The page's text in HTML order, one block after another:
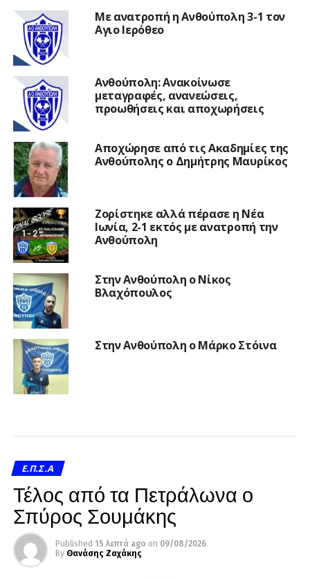
Με ανατροπή η Ανθούπολη 3-1 τον
Αγιο Ιερόθεο
Ανθούπολη: Ανακοίνωσε
μεταγραφές, ανανεώσεις,
προωθήσεις και αποχωρήσεις
Αποχώρησε από τις Ακαδημίες της
Ανθούπολης ο Δημήτρης Μαυρίκος
Ζορίστηκε αλλά πέρασε η Νέα
Ιωνία, 2-1 εκτός με ανατροπή την
Ανθούπολη
Στην Ανθούπολη ο Νίκος
Βλαχόπουλος
Στην Ανθούπολη ο Μάρκο Στόινα
Ε.Π.Σ.Α
Τέλος από τα Πετράλωνα ο
Σπύρος Σουμάκης
Published 15 λεπτά ago on 09/08/2026
By Θανάσης Ζαχάκης